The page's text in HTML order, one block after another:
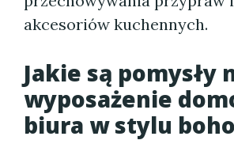
akcesoriów kuchennych.
Jakie są pomysły
wyposażenie
biura w stylu